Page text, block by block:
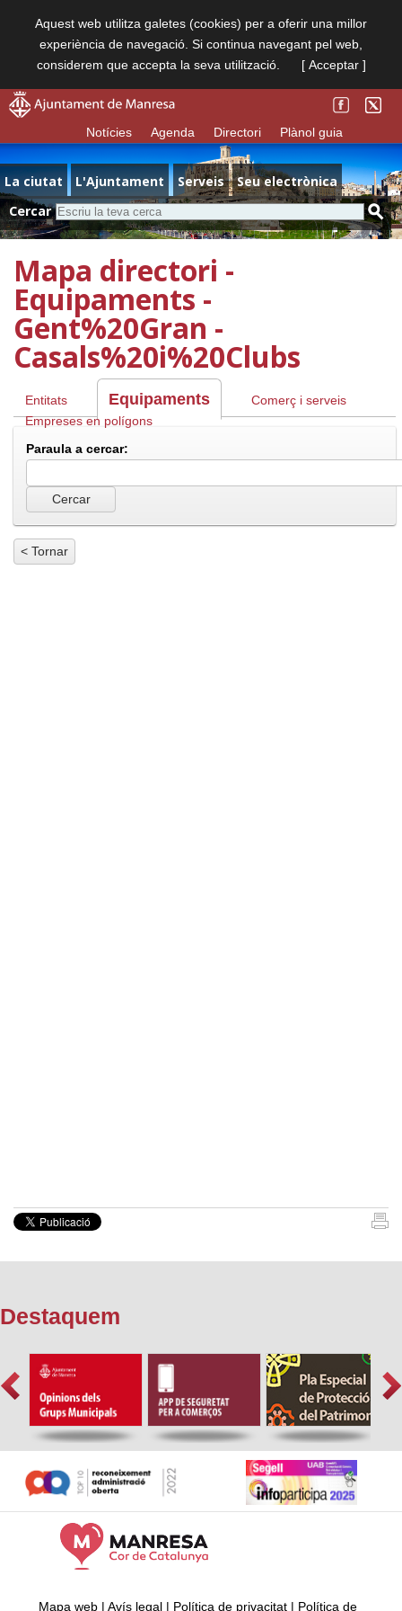
Aquest web utilitza galetes (cookies) per a oferir una millor
experiència de navegació. Si continua navegant pel web,
considerem que accepta la seva utilització.
[ Acceptar ]
Notícies Agenda Directori Plànol guia
La ciutat L'Ajuntament Serveis
Seu electrònica
Cercar
Mapa directori -
Equipaments -
Gent%20Gran -
Casals%20i%20Clubs
Entitats Equipaments
Comerç i serveis
Empreses en polígons
Paraula a cercar:
< Tornar
Destaquem
Mapa web | Avís legal | Política de privacitat | Política de